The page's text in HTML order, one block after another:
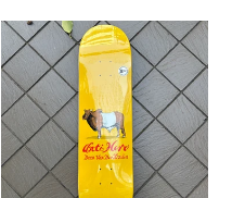
[ANTIHERO]
DAAN
DUTCH
BELTED
-
8.28"
x